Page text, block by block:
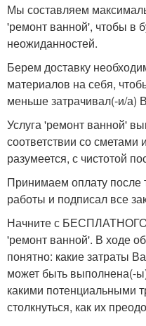
Мы составляем
'ремонт ванной', чтобы в
неожиданностей.
Берем доставку
материалов на себя,
меньше затрачивал(-и/а)
Услуга 'ремонт ванной'
соответствии со
разумеется, с чистотой
Принимаем оплату после
работы и подписал все
Начните с БЕСПЛАТНОГО
'ремонт ванной'. В ходе
понятно: какие затраты
может быть выполнена(-
какими потенциальными
столкнуться, как их